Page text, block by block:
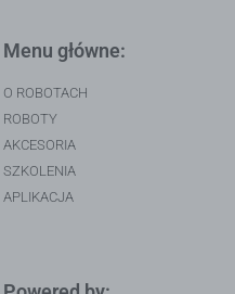
Menu główne:
O ROBOTACH
ROBOTY
AKCESORIA
SZKOLENIA
APLIKACJA